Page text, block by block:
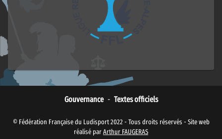
Gouvernance - Textes officiels
© Fédération Française du Ludisport 2022 - Tous droits réservés - Site web
réalisé parArthur FAUGERAS